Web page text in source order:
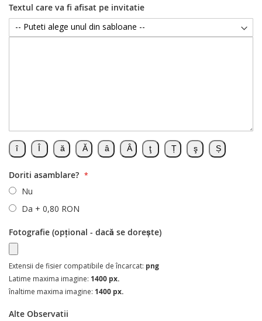
Textul care va fi afisat pe invitatie
Doriti asamblare?
Nu
Da + 0,80 RON
Fotografie (opțional - dacă se dorește)
Extensii de fisier compatibile de încarcat: png
Latime maxima imagine: 1400 px.
înaltime maxima imagine: 1400 px.
Alte Observatii